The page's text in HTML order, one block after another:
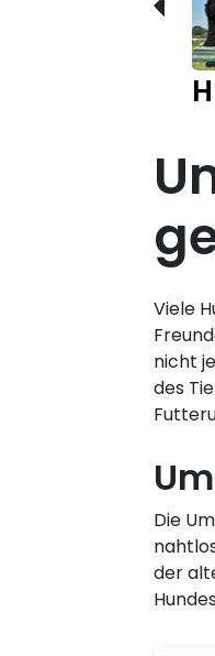
Viele
nicht
des
Die
der